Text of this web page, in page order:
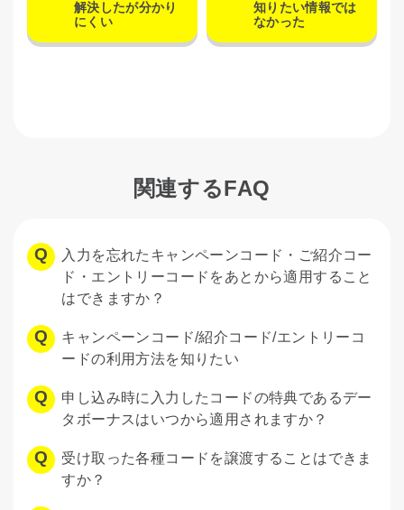
解決したが分かり
にくい
知りたい情報では
なかった
関連するFAQ
入力を忘れたキャンペーンコード・ご紹介コー
ド・エントリーコードをあとから適用すること
はできますか？
キャンペーンコード/紹介コード/エントリーコ
ードの利用方法を知りたい
申し込み時に入力したコードの特典であるデー
タボーナスはいつから適用されますか？
受け取った各種コードを譲渡することはできま
すか？